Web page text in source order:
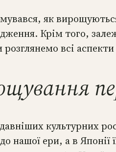
як
Крім того,
всі
культурних
нашої ери, а в